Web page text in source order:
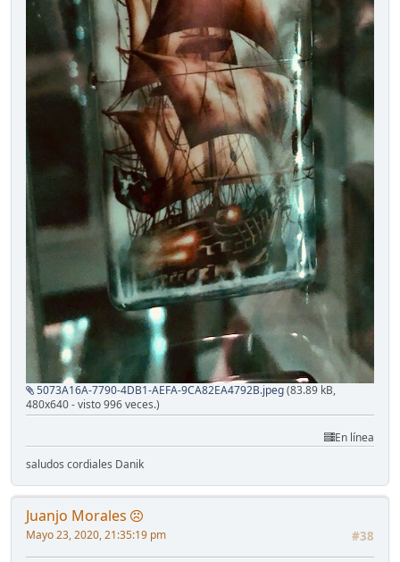
5073A16A-7790-4DB1-AEFA-9CA82EA4792B.jpeg(83.89 kB,
480x640 - visto 996 veces.)
En línea
saludos cordiales Danik
Juanjo Morales
#38
Mayo 23, 2020, 21:35:19 pm